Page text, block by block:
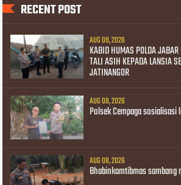
RECENT POST
AUG 08, 2026
KABID HUMAS POLDA
TALI ASIH KEPADA LANSIA
JATINANGOR
AUG 08, 2026
Polsek Cempaga
AUG 08, 2026
Bhabinkamtibmas sambang